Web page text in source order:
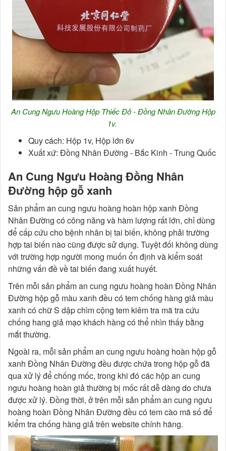
An Cung Ngưu Hoàng Hộp Thiếc Đỏ - Đồng Nhân Đường Hộp
1v.
Quy cách: Hộp 1v, Hộp lớn 6v
Xuất xứ: Đồng Nhân Đường - Bắc Kinh - Trung Quốc
An Cung Ngưu Hoàng Đồng Nhân
Đường hộp gỗ xanh
Sản phẩm an cung ngưu hoàng hoàn hộp xanh Đồng
Nhân Đường có công năng và hàm lượng rất lớn, chỉ dùng
để cấp cứu cho bệnh nhân bị tai biến, không phải trường
hợp tai biến nào cũng được sử dụng. Tuyệt đối không dùng
với trường hợp người mong muốn ổn định và kiểm soát
những vấn đề về tai biến đang xuất huyết.
Trên mỗi sản phẩm an cung ngưu hoàng hoàn Đồng Nhân
Đường hộp gỗ màu xanh đều có tem chống hàng giả màu
xanh có chữ S dập chìm cộng tem kiêm tra mã tra cứu
chống hang giả mạo khách hàng có thể nhìn thấy bằng
mắt thường.
Ngoài ra, mỗi sản phẩm an cung ngưu hoàng hoàn hộp gỗ
xanh Đồng Nhân Đường đều được chứa trong hộp gỗ đã
qua xử lý để chống mốc, trong khi đó các hộp an cung
ngưu hoàng hoàn giả thường bị mốc rất dễ dàng do chưa
được xử lý. Đồng thời, ở trên mỗi sản phẩm an cung ngưu
hoàng hoàn Đồng Nhân Đường đều có tem cào mã số để
kiểm tra chống hàng giả trên website chính hãng.